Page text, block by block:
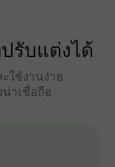
รับแต่งได้
ใช้งานง่าย
าเชื่อถือ